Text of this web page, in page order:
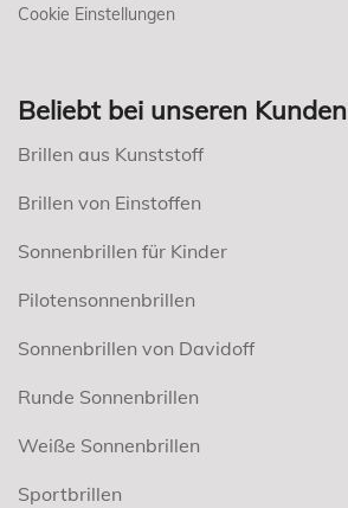
Cookie Einstellungen
Beliebt bei unseren Kunden
Brillen aus Kunststoff
Brillen von Einstoffen
Sonnenbrillen für Kinder
Pilotensonnenbrillen
Sonnenbrillen von Davidoff
Runde Sonnenbrillen
Weiße Sonnenbrillen
Sportbrillen